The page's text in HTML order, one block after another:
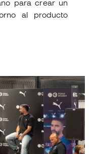
para crear un
al producto